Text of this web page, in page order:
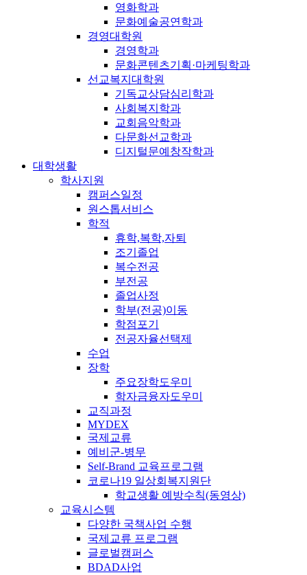
영화학과
문화예술공연학과
경영대학원
경영학과
문화콘텐츠기획·마케팅학과
선교복지대학원
기독교상담심리학과
사회복지학과
교회음악학과
다문화선교학과
디지털문예창작학과
대학생활
학사지원
캠퍼스일정
원스톱서비스
학적
휴학,복학,자퇴
조기졸업
복수전공
부전공
졸업사정
학부(전공)이동
학점포기
전공자율선택제
수업
장학
주요장학도우미
학자금융자도우미
교직과정
MYDEX
국제교류
예비군-병무
Self-Brand 교육프로그램
코로나19 일상회복지원단
학교생활 예방수칙(동영상)
교육시스템
다양한 국책사업 수행
국제교류 프로그램
글로벌캠퍼스
BDAD사업